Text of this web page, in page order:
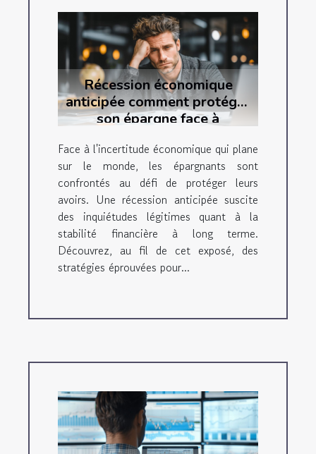
Récession économique
anticipée comment protéger
son épargne face à
Face à l'incertitude économique qui plane
sur le monde, les épargnants sont
confrontés au défi de protéger leurs
avoirs. Une récession anticipée suscite
des inquiétudes légitimes quant à la
stabilité financière à long terme.
Découvrez, au fil de cet exposé, des
stratégies éprouvées pour...